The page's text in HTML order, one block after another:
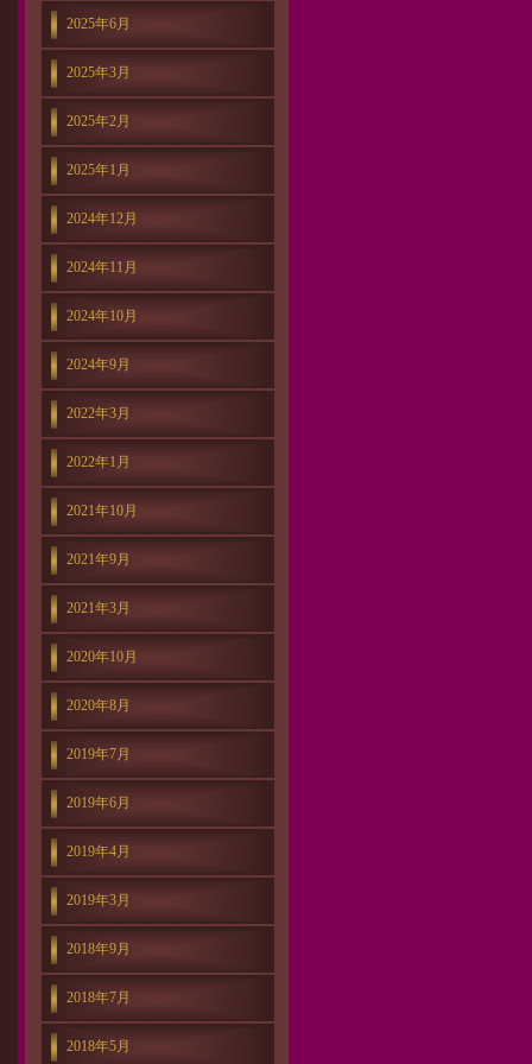
2025年6月
2025年3月
2025年2月
2025年1月
2024年12月
2024年11月
2024年10月
2024年9月
2022年3月
2022年1月
2021年10月
2021年9月
2021年3月
2020年10月
2020年8月
2019年7月
2019年6月
2019年4月
2019年3月
2018年9月
2018年7月
2018年5月